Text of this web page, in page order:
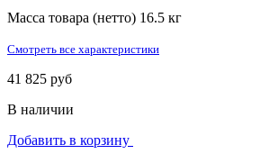
Масса товара (нетто) 16.5 кг
Смотреть все характеристики
41 825 руб
В наличии
Добавить в корзину